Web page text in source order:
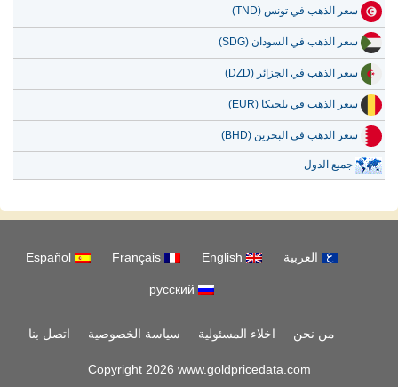
سعر الذهب في تونس (TND)
سعر الذهب في السودان (SDG)
سعر الذهب في الجزائر (DZD)
سعر الذهب في بلجيكا (EUR)
سعر الذهب في البحرين (BHD)
جميع الدول
العربية Français
Español
من نحن اخلاء المسئولية سياسة الخصوصية اتصل بنا
Copyright 2026 www.goldpricedata.com